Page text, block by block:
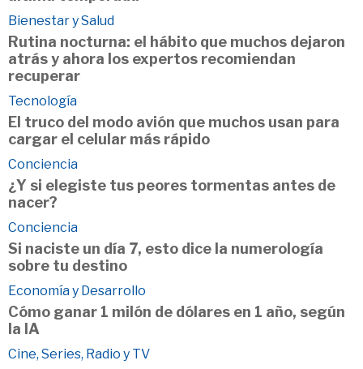
Bienestar y Salud
Rutina nocturna: el hábito que muchos dejaron
atrás y ahora los expertos recomiendan
recuperar
Tecnología
El truco del modo avión que muchos usan para
cargar el celular más rápido
Conciencia
¿Y si elegiste tus peores tormentas antes de
nacer?
Conciencia
Si naciste un día 7, esto dice la numerología
sobre tu destino
Economía y Desarrollo
Cómo ganar 1 milón de dólares en 1 año, según
la IA
Cine, Series, Radio y TV